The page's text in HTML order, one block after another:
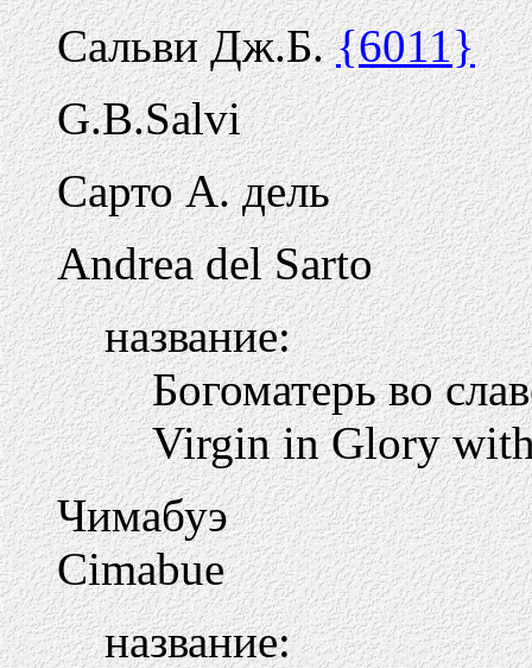
Сальви Дж.Б.{6011}
G.B.Salvi
Сарто А. дель
Andrea del Sarto
название:
Богоматерь во
Virgin in Glory
Чимабуэ
Cimabue
название: